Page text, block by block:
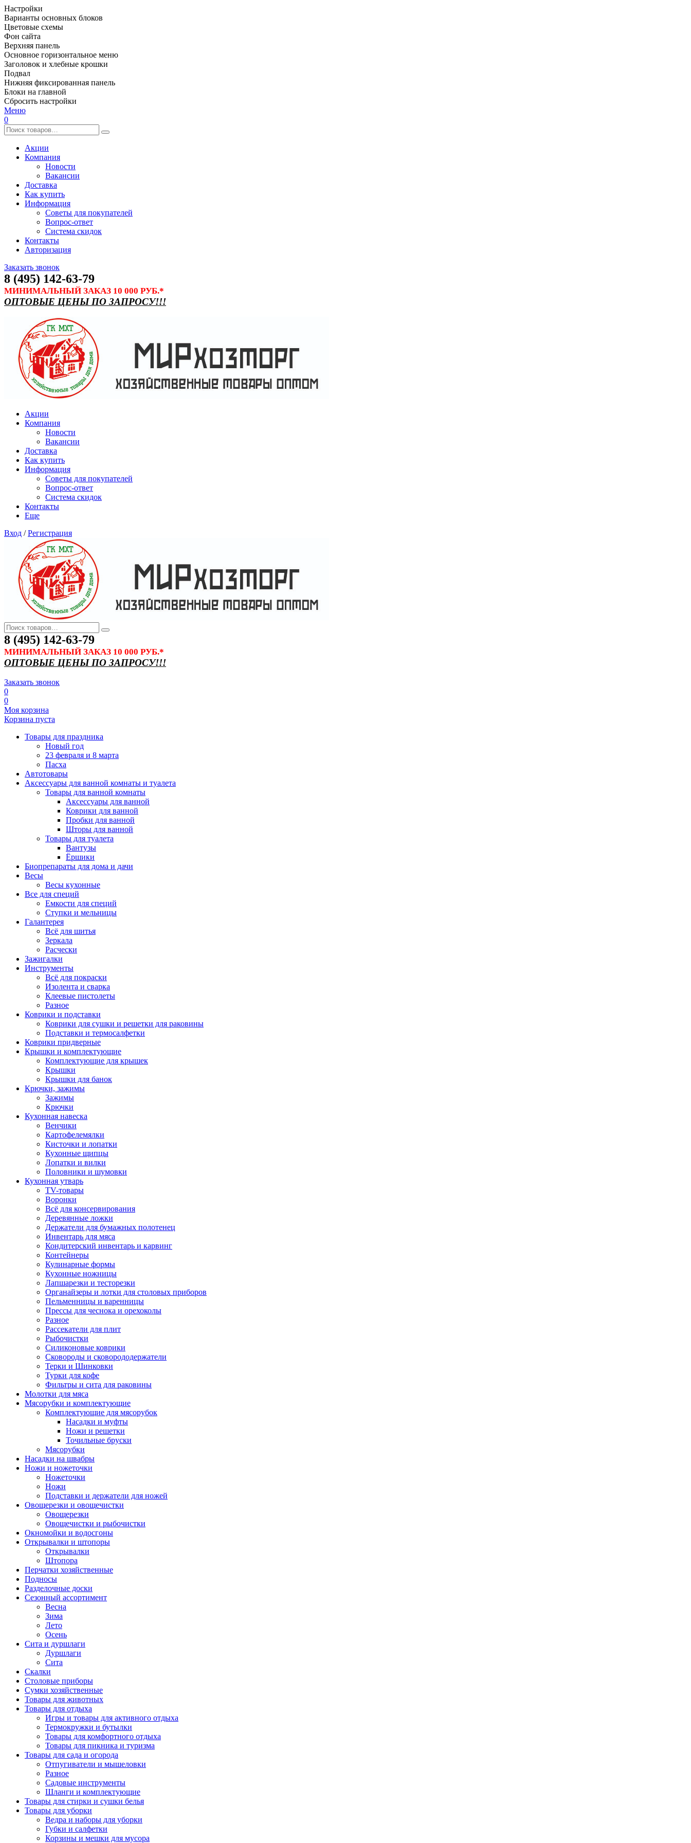
Настройки
Варианты основных блоков
Цветовые схемы
Фон сайта
Верхняя панель
Основное горизонтальное меню
Заголовок и хлебные крошки
Подвал
Нижняя фиксированная панель
Блоки на главной
Сбросить настройки
Меню
0
Акции
Компания
Новости
Вакансии
Доставка
Как купить
Информация
Советы для покупателей
Вопрос-ответ
Система скидок
Контакты
Авторизация
Заказать звонок
8 (495) 142-63-79
МИНИМАЛЬНЫЙ ЗАКАЗ 10 000 РУБ.*
ОПТОВЫЕ ЦЕНЫ ПО ЗАПРОСУ!!!
Акции
Компания
Новости
Вакансии
Доставка
Как купить
Информация
Советы для покупателей
Вопрос-ответ
Система скидок
Контакты
Еще
Вход / Регистрация
8 (495) 142-63-79
МИНИМАЛЬНЫЙ ЗАКАЗ 10 000 РУБ.*
ОПТОВЫЕ ЦЕНЫ ПО ЗАПРОСУ!!!
Заказать звонок
0
0
Моя корзина
Корзина пуста
Товары для праздника
Новый год
23 февраля и 8 марта
Пасха
Автотовары
Аксессуары для ванной комнаты и туалета
Товары для ванной комнаты
Аксессуары для ванной
Коврики для ванной
Пробки для ванной
Шторы для ванной
Товары для туалета
Вантузы
Ёршики
Биопрепараты для дома и дачи
Весы
Весы кухонные
Все для специй
Емкости для специй
Ступки и мельницы
Галантерея
Всё для шитья
Зеркала
Расчески
Зажигалки
Инструменты
Всё для покраски
Изолента и сварка
Клеевые пистолеты
Разное
Коврики и подставки
Коврики для сушки и решетки для раковины
Подставки и термосалфетки
Коврики придверные
Крышки и комплектующие
Комплектующие для крышек
Крышки
Крышки для банок
Крючки, зажимы
Зажимы
Крючки
Кухонная навеска
Венчики
Картофелемялки
Кисточки и лопатки
Кухонные щипцы
Лопатки и вилки
Половники и шумовки
Кухонная утварь
TV-товары
Воронки
Всё для консервирования
Деревянные ложки
Держатели для бумажных полотенец
Инвентарь для мяса
Кондитерский инвентарь и карвинг
Контейнеры
Кулинарные формы
Кухонные ножницы
Лапшарезки и тесторезки
Органайзеры и лотки для столовых приборов
Пельменницы и варенницы
Прессы для чеснока и орехоколы
Разное
Рассекатели для плит
Рыбочистки
Силиконовые коврики
Сковороды и сковорододержатели
Терки и Шинковки
Турки для кофе
Фильтры и сита для раковины
Молотки для мяса
Мясорубки и комплектующие
Комплектующие для мясорубок
Насадки и муфты
Ножи и решетки
Точильные бруски
Мясорубки
Насадки на швабры
Ножи и ножеточки
Ножеточки
Ножи
Подставки и держатели для ножей
Овощерезки и овощечистки
Овощерезки
Овощечистки и рыбочистки
Окномойки и водосгоны
Открывалки и штопоры
Открывалки
Штопора
Перчатки хозяйственные
Подносы
Разделочные доски
Сезонный ассортимент
Весна
Зима
Лето
Осень
Сита и дуршлаги
Дуршлаги
Сита
Скалки
Столовые приборы
Сумки хозяйственные
Товары для животных
Товары для отдыха
Игры и товары для активного отдыха
Термокружки и бутылки
Товары для комфортного отдыха
Товары для пикника и туризма
Товары для сада и огорода
Отпугиватели и мышеловки
Разное
Садовые инструменты
Шланги и комплектующие
Товары для стирки и сушки белья
Товары для уборки
Ведра и наборы для уборки
Губки и салфетки
Корзины и мешки для мусора